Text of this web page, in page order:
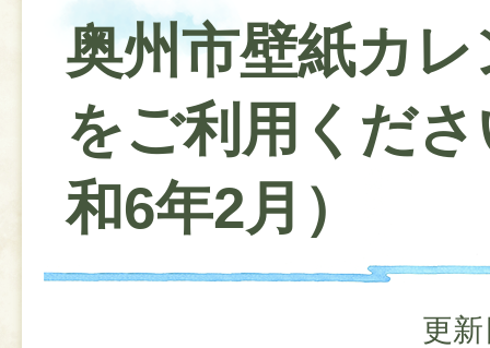
奥州市壁紙カ
をご利用くだ
和6年2月）
更